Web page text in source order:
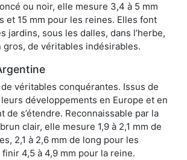
ou noir, elle mesure 3,4 à 5 mm
et 15 mm pour les reines. Elles font
jardins, sous les dalles, dans l’herbe,
gros, de véritables indésirables.
véritables conquérantes. Issus de
leurs développements en Europe et en
de s’étendre. Reconnaissable par la
clair, elle mesure 1,9 à 2,1 mm de
2,1 à 2,6 mm de long pour les
4,5 à 4,9 mm pour la reine.